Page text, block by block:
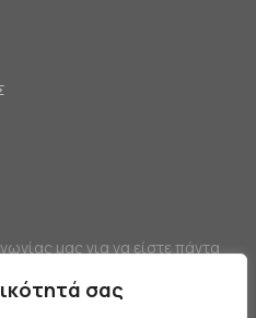
σας
μας για να είστε πάντα